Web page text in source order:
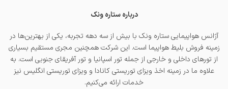
درباره ستاره ونک
آژانس هواپیمایی ستاره ونک با بیش از سه دهه تجربه، یکی از بهترین‌ها در
زمینه فروش بلیط هواپیما است. این شرکت همچنین مجری مستقیم بسیاری
از تورهای داخلی و خارجی از جمله تور اسپانیا و تور آفریقای جنوبی است. به
علاوه ما در زمینه اخذ ویزای توریستی کانادا و ویزای توریستی انگلیس نیز
خدمات ارائه می‌کنیم.